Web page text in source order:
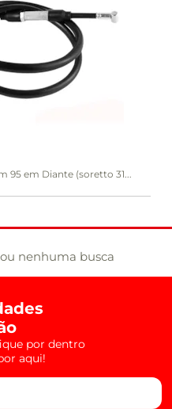
95 em Diante (soretto 31...
nenhuma busca
por dentro
aqui!